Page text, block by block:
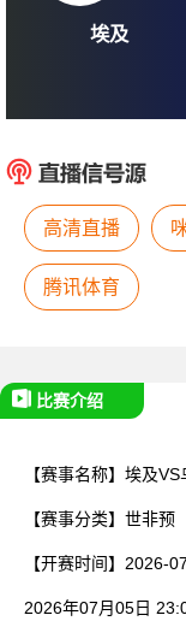
埃及
高清直播
腾讯体育
比赛介绍
【赛事名称】 埃及VS
【赛事分类】 世非预
【开赛时间】 2026-
2026年07月05日